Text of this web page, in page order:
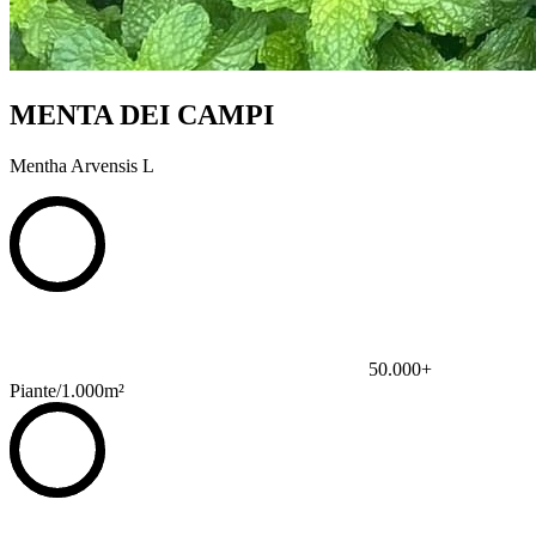
MENTA DEI CAMPI
Mentha Arvensis L
50.000+
Piante/1.000m²